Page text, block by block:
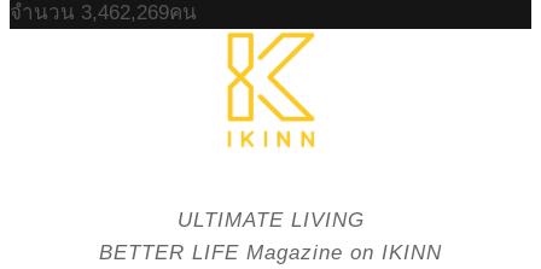
จำนวน 3,462,269คน
ULTIMATE LIVING
BETTER LIFE Magazine on IKINN